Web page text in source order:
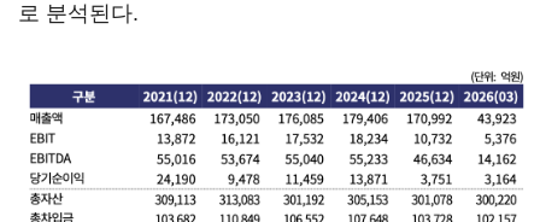
로 분석된다.